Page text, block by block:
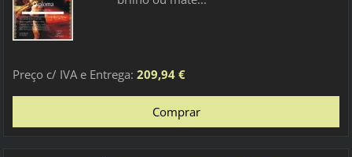
Preço c/ IVA e Entrega: 209,94 €